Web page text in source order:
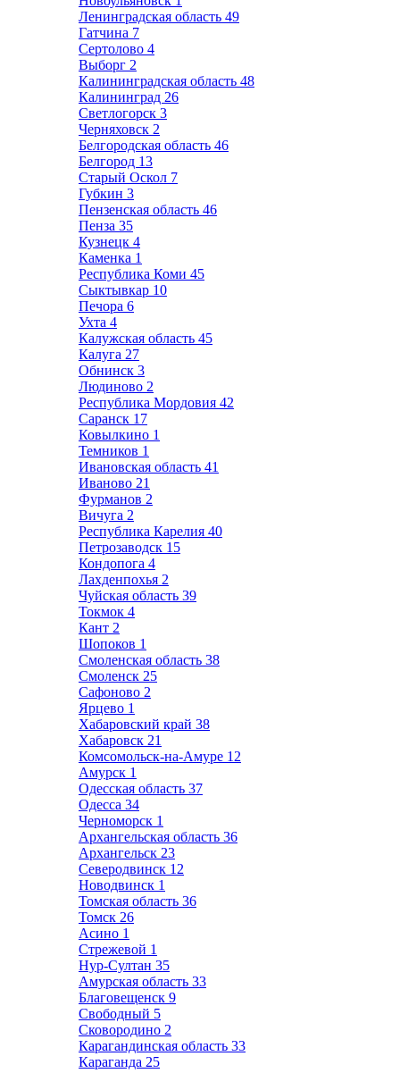
Ленинградская область 49
Гатчина 7
Сертолово 4
Выборг 2
Калининградская область 48
Калининград 26
Светлогорск 3
Черняховск 2
Белгородская область 46
Белгород 13
Старый Оскол 7
Губкин 3
Пензенская область 46
Пенза 35
Кузнецк 4
Каменка 1
Республика Коми 45
Сыктывкар 10
Печора 6
Ухта 4
Калужская область 45
Калуга 27
Обнинск 3
Людиново 2
Республика Мордовия 42
Саранск 17
Ковылкино 1
Темников 1
Ивановская область 41
Иваново 21
Фурманов 2
Вичуга 2
Республика Карелия 40
Петрозаводск 15
Кондопога 4
Лахденпохья 2
Чуйская область 39
Токмок 4
Кант 2
Шопоков 1
Смоленская область 38
Смоленск 25
Сафоново 2
Ярцево 1
Хабаровский край 38
Хабаровск 21
Комсомольск-на-Амуре 12
Амурск 1
Одесская область 37
Одесса 34
Черноморск 1
Архангельская область 36
Архангельск 23
Северодвинск 12
Новодвинск 1
Томская область 36
Томск 26
Асино 1
Стрежевой 1
Нур-Султан 35
Амурская область 33
Благовещенск 9
Свободный 5
Сковородино 2
Карагандинская область 33
Караганда 25